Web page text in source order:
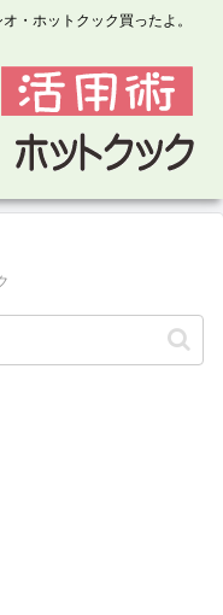
・ホットクック買ったよ。